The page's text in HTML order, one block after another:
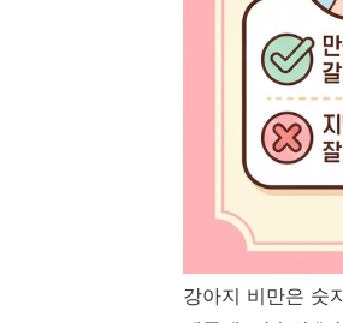
강아지 비만은 숫